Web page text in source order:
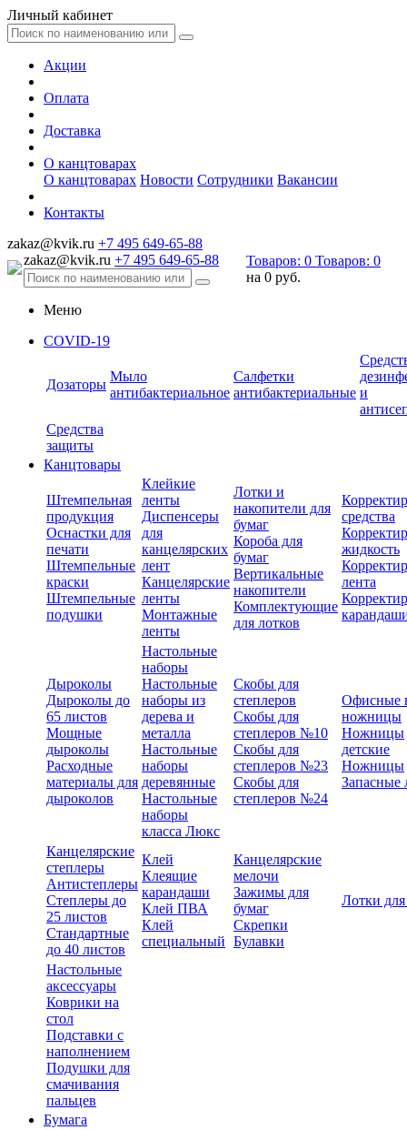
Личный кабинет
Акции
Оплата
Доставка
О канцтоварах
О канцтоварах Новости Сотрудники Вакансии
Контакты
zakaz@kvik.ru +7 495 649-65-88
zakaz@kvik.ru +7 495 649-65-88 Товаров: 0 Товаров: 0
на 0 руб.
Меню
COVID-19
Дозаторы
Мыло
антибактериальное
Салфетки
антибактериальные и
Средства
защиты
Канцтовары
Штемпельная
продукция
Оснастки для
печати
Штемпельные
краски
Штемпельные
подушки
Клейкие
ленты
Диспенсеры
для
канцелярских
лент
Канцелярские
ленты
Монтажные
ленты
Лотки и
накопители для
бумаг
Короба для
бумаг
Вертикальные
накопители
Комплектующие
для лотков
средства
жидкость
лента
Дыроколы
Дыроколы до
65 листов
Мощные
дыроколы
Расходные
материалы для
дыроколов
Настольные
наборы
Настольные
наборы из
дерева и
металла
Настольные
наборы
деревянные
Настольные
наборы
класса Люкс
Скобы для
степлеров
Скобы для
степлеров №10
Скобы для
степлеров №23
Скобы для
степлеров №24
Офисные
ножницы
Ножницы
детские
Ножницы
Запасные
Канцелярские
степлеры
Антистеплеры
Степлеры до
25 листов
Стандартные
до 40 листов
Клей
Клеящие
карандаши
Клей ПВА
Клей
специальный
Канцелярские
мелочи
Зажимы для
бумаг
Скрепки
Булавки
Лотки
Настольные
аксессуары
Коврики на
стол
Подставки с
наполнением
Подушки для
смачивания
пальцев
Бумага